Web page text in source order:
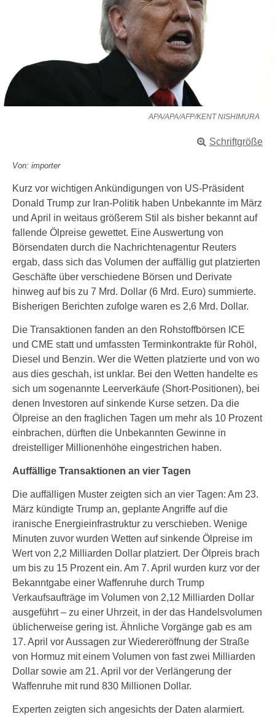
APA/APA/AFP/KENT NISHIMURA
Schriftgröße
Von: importer
Kurz vor wichtigen Ankündigungen von US-Präsident
Donald Trump zur Iran-Politik haben Unbekannte im März
und April in weitaus größerem Stil als bisher bekannt auf
fallende Ölpreise gewettet. Eine Auswertung von
Börsendaten durch die Nachrichtenagentur Reuters
ergab, dass sich das Volumen der auffällig gut platzierten
Geschäfte über verschiedene Börsen und Derivate
hinweg auf bis zu 7 Mrd. Dollar (6 Mrd. Euro) summierte.
Bisherigen Berichten zufolge waren es 2,6 Mrd. Dollar.
Die Transaktionen fanden an den Rohstoffbörsen ICE
und CME statt und umfassten Terminkontrakte für Rohöl,
Diesel und Benzin. Wer die Wetten platzierte und von wo
aus dies geschah, ist unklar. Bei den Wetten handelte es
sich um sogenannte Leerverkäufe (Short-Positionen), bei
denen Investoren auf sinkende Kurse setzen. Da die
Ölpreise an den fraglichen Tagen um mehr als 10 Prozent
einbrachen, dürften die Unbekannten Gewinne in
dreistelliger Millionenhöhe eingestrichen haben.
Auffällige Transaktionen an vier Tagen
Die auffälligen Muster zeigten sich an vier Tagen: Am 23.
März kündigte Trump an, geplante Angriffe auf die
iranische Energieinfrastruktur zu verschieben. Wenige
Minuten zuvor wurden Wetten auf sinkende Ölpreise im
Wert von 2,2 Milliarden Dollar platziert. Der Ölpreis brach
um bis zu 15 Prozent ein. Am 7. April wurden kurz vor der
Bekanntgabe einer Waffenruhe durch Trump
Verkaufsaufträge im Volumen von 2,12 Milliarden Dollar
ausgeführt – zu einer Uhrzeit, in der das Handelsvolumen
üblicherweise gering ist. Ähnliche Vorgänge gab es am
17. April vor Aussagen zur Wiedereröffnung der Straße
von Hormuz mit einem Volumen von fast zwei Milliarden
Dollar sowie am 21. April vor der Verlängerung der
Waffenruhe mit rund 830 Millionen Dollar.
Experten zeigten sich angesichts der Daten alarmiert.